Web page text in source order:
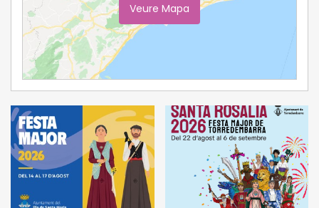
Veure Mapa